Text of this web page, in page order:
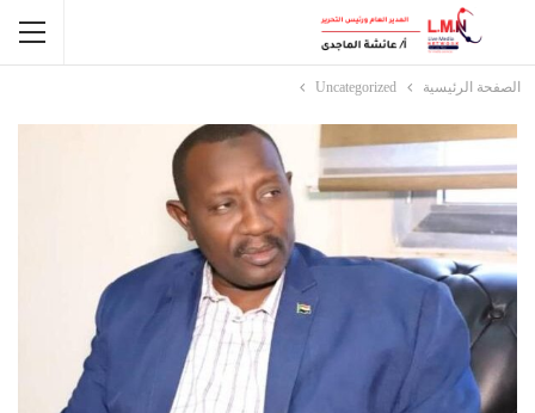
الصفحة الرئيسية Uncategorized